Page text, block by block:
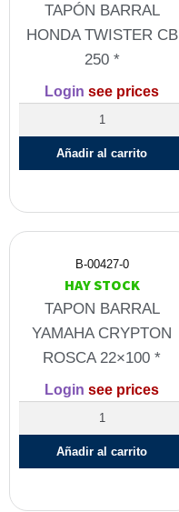
TAPÓN BARRAL
HONDA TWISTER CB
250 *
Login see prices
Añadir al carrito
B-00427-0
HAY STOCK
TAPON BARRAL
YAMAHA CRYPTON
ROSCA 22×100 *
Login see prices
Añadir al carrito